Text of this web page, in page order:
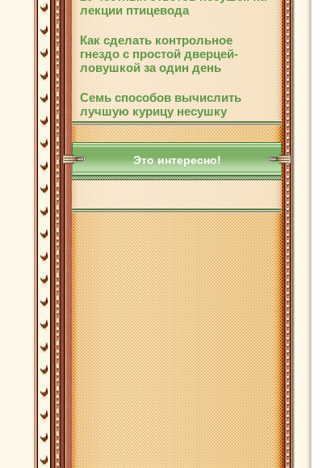
лекции птицевода
Как сделать контрольное
гнездо с простой дверцей-
ловушкой за один день
Семь способов вычислить
лучшую курицу несушку
Это интересно!